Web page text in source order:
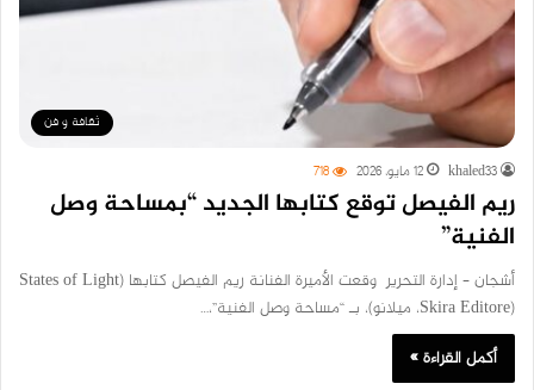
ثقافة و فن
khaled33 12 مايو، 2026 718
ريم الفيصل توقع كتابها الجديد “بمساحة وصل
الفنية”
أشجان – إدارة التحرير وقعت الأميرة الفنانة ريم الفيصل كتابها (States of Light
(Skira Editore، ميلانو)، بـ “مساحة وصل الفنية”،…
أكمل القراءة »